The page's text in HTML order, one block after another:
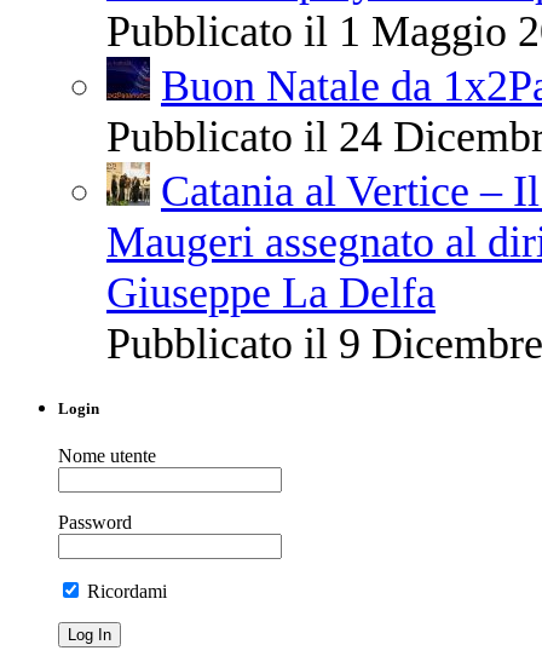
Pubblicato il 1 Maggio
Buon Natale da
Pubblicato il 24
Catania al Vertice –
Maugeri assegnato al
Giuseppe La Delfa
Pubblicato il 9
Login
Nome utente
Password
Ricordami